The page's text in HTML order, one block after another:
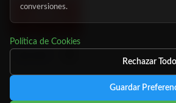
conversiones.
Política de Cookies
Rechazar Todo
Guardar